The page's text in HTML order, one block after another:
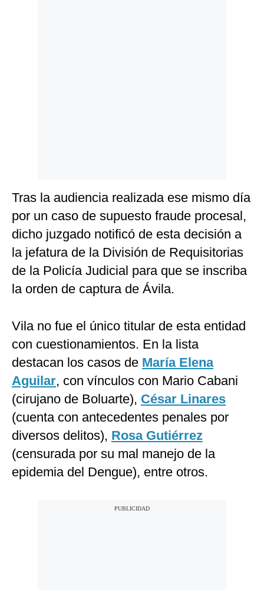
Tras la audiencia realizada ese mismo día
por un caso de supuesto fraude procesal,
dicho juzgado notificó de esta decisión a
la jefatura de la División de Requisitorias
de la Policía Judicial para que se inscriba
la orden de captura de Ávila.
Vila no fue el único titular de esta entidad
con cuestionamientos. En la lista
destacan los casos de María Elena
Aguilar, con vínculos con Mario Cabani
(cirujano de Boluarte), César Linares
(cuenta con antecedentes penales por
diversos delitos), Rosa Gutiérrez
(censurada por su mal manejo de la
epidemia del Dengue), entre otros.